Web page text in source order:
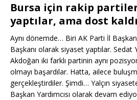
Bursa için rakip
yaptılar, ama dost
Aynı dönemde… Biri AK Parti İl
Başkanı olarak siyaset yaptılar. Sedat
Akdoğan iki farklı partinin aynı
olmayı başardılar. Hatta, ailece
gerçekleştirdiler. Şimdi… Yalçın
Başkan Yardımcısı olarak devam